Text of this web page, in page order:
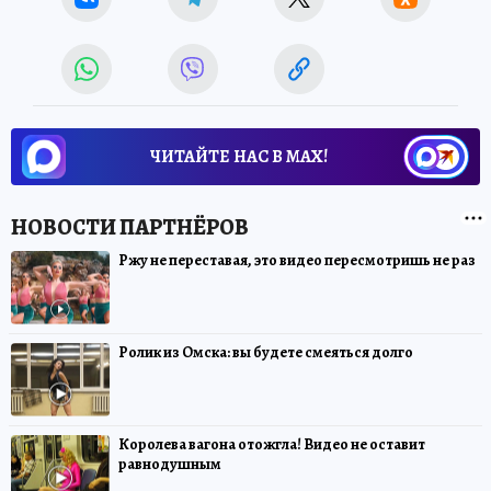
ЧИТАЙТЕ НАС В МАХ!
Ржу не переставая, это видео пересмотришь не раз
Ролик из Омска: вы будете смеяться долго
Королева вагона отожгла! Видео не оставит
равнодушным